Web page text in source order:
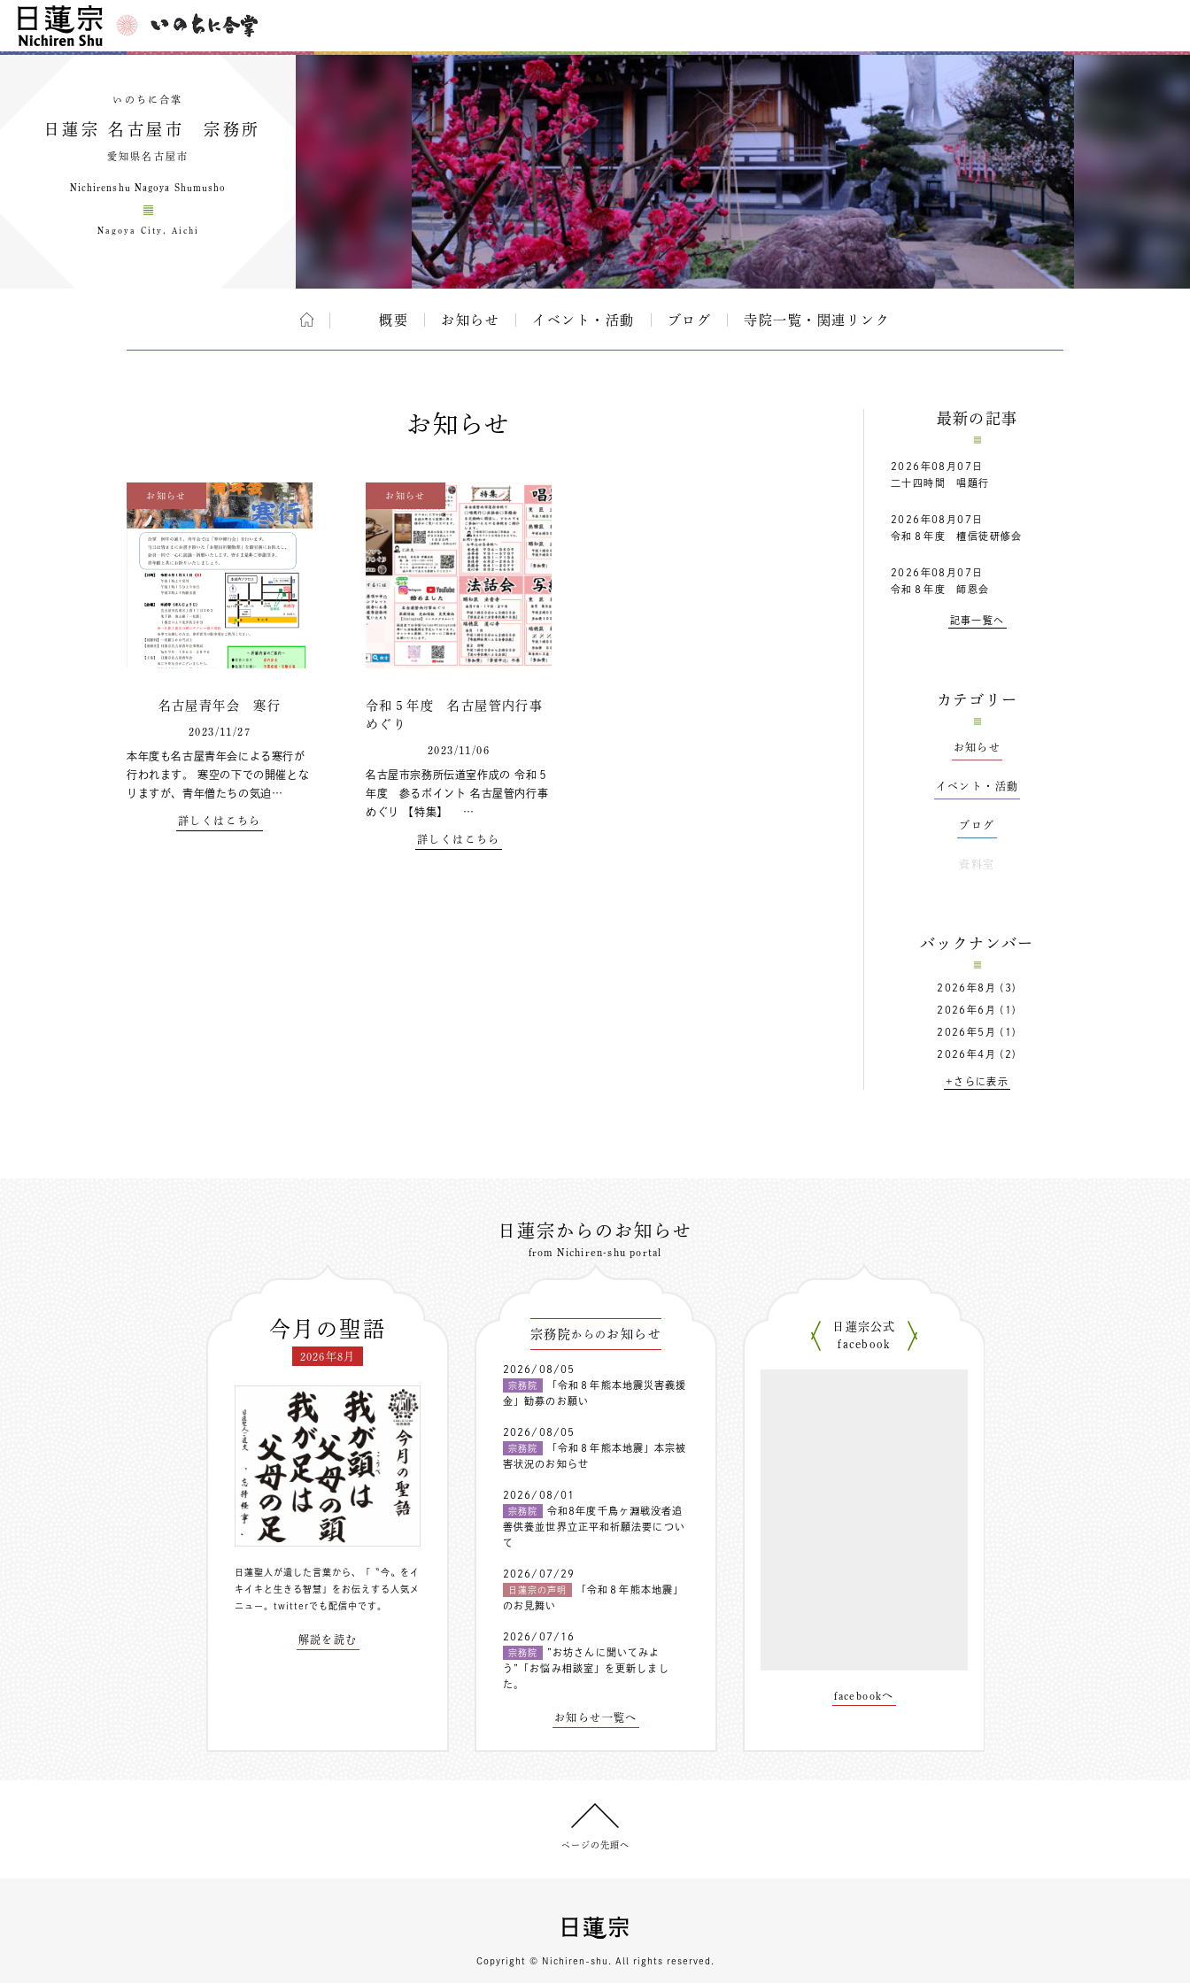
いのちに合掌
日蓮宗 名古屋市 宗務所
愛知県名古屋市
Nichirenshu Nagoya Shumusho
Nagoya City, Aichi
概要 お知らせ イベント・活動 ブログ 寺院一覧・関連リンク
お知らせ
お知らせ
名古屋青年会 寒行
2023/11/27
本年度も名古屋青年会による寒行が
行われます。 寒空の下での開催とな
りますが、青年僧たちの気迫…
詳しくはこちら
お知らせ
令和５年度 名古屋管内行事
めぐり
2023/11/06
名古屋市宗務所伝道室作成の 令和５
年度 参るポイント 名古屋管内行事
めぐり 【特集】 …
詳しくはこちら
最新の記事
2026年08月07日
二十四時間 唱題行
2026年08月07日
令和８年度 檀信徒研修会
2026年08月07日
令和８年度 師恩会
記事一覧へ
カテゴリー
お知らせ
イベント・活動
ブログ
資料室
バックナンバー
2026年8月 (3)
2026年6月 (1)
2026年5月 (1)
2026年4月 (2)
+さらに表示
日蓮宗からのお知らせ
from Nichiren-shu portal
今月の聖語
2026年8月
日蓮聖人が遺した言葉から、「〝今〟をイ
キイキと生きる智慧」をお伝えする人気メ
ニュー。 twitterでも配信中 です。
解説を読む
宗務院からの お知らせ
2026/08/05
宗務院
「令和８年熊本地震災害義援
金」勧募のお願い
2026/08/05
宗務院
「令和８年熊本地震」本宗被
害状況のお知らせ
2026/08/01
宗務院
令和8年度千鳥ヶ淵戦没者追
善供養並世界立正平和祈願法要につい
て
2026/07/29
日蓮宗の声明
「令和８年熊本地震」
のお見舞い
2026/07/16
宗務院
”お坊さんに聞いてみよ
う”「お悩み相談室」を更新しまし
た。
お知らせ一覧へ
日蓮宗公式
facebook
facebookへ
ページの先頭へ
Copyright © Nichiren-shu. All rights reserved.